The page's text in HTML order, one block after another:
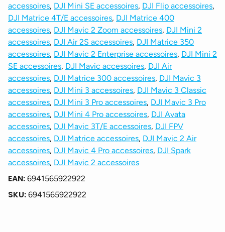
accessoires, DJI Mini SE accessoires, DJI Flip accessoires,
DJI Matrice 4T/E accessoires, DJI Matrice 400
accessoires, DJI Mavic 2 Zoom accessoires, DJI Mini 2
accessoires, DJI Air 2S accessoires, DJI Matrice 350
accessoires, DJI Mavic 2 Enterprise accessoires, DJI Mini 2
SE accessoires, DJI Mavic accessoires, DJI Air
accessoires, DJI Matrice 300 accessoires, DJI Mavic 3
accessoires, DJI Mini 3 accessoires, DJI Mavic 3 Classic
accessoires, DJI Mini 3 Pro accessoires, DJI Mavic 3 Pro
accessoires, DJI Mini 4 Pro accessoires, DJI Avata
accessoires, DJI Mavic 3T/E accessoires, DJI FPV
accessoires, DJI Matrice accessoires, DJI Mavic 2 Air
accessoires, DJI Mavic 4 Pro accessoires, DJI Spark
accessoires, DJI Mavic 2 accessoires
EAN: 6941565922922
SKU: 6941565922922